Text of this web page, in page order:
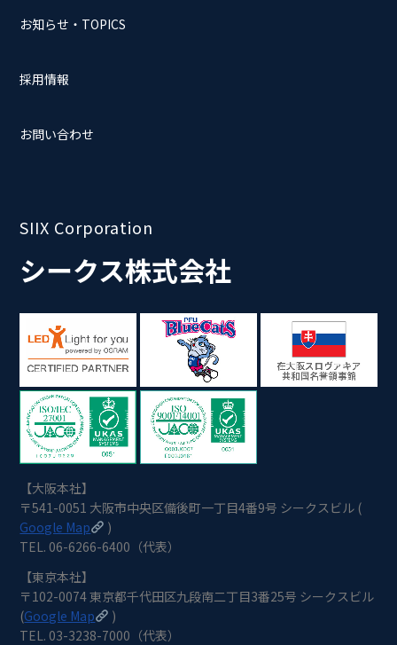
お知らせ・TOPICS
採用情報
お問い合わせ
SIIX Corporation
シークス株式会社
【大阪本社】
〒541-0051 大阪市中央区備後町一丁目4番9号 シークスビル (
Google Map
)
TEL. 06-6266-6400（代表）
【東京本社】
〒102-0074 東京都千代田区九段南二丁目3番25号 シークスビル
(Google Map
)
TEL. 03-3238-7000（代表）